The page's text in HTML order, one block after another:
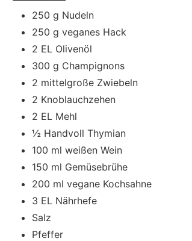
250 g Nudeln
250 g veganes Hack
2 EL Olivenöl
300 g Champignons
2 mittelgroße Zwiebeln
2 Knoblauchzehen
2 EL Mehl
½ Handvoll Thymian
100 ml weißen Wein
150 ml Gemüsebrühe
200 ml vegane Kochsahne
3 EL Nährhefe
Salz
Pfeffer